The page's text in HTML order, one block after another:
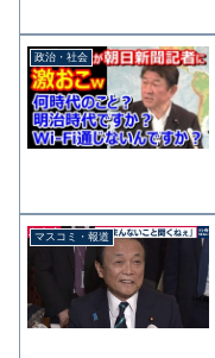
政治・社会
マスコミ・報道